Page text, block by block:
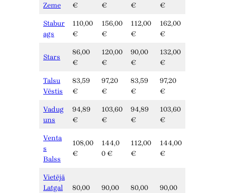
Zeme
€
€
€
€
Stabur
ags
110,00
€
156,00
€
112,00
€
162,00
€
Stars
86,00
€
120,00
€
90,00
€
132,00
€
Talsu
Vēstis
83,59
€
97,20
€
83,59
€
97,20
€
Vadug
uns
94,89
€
103,60
€
94,89
€
103,60
€
Venta
s
Balss
108,00
€
144,0
0 €
112,00
€
144,00
€
Vietējā
Latgal
80,00
90,00
80,00
90,00